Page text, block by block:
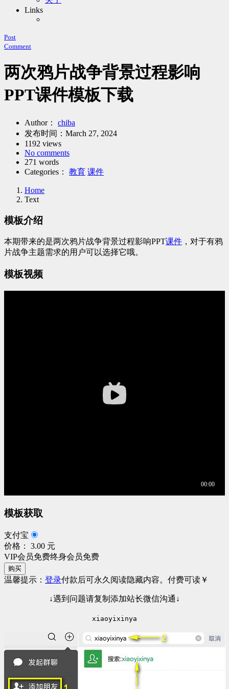
Links
Post
Comment
两次鸦片战争背景过程影响
PPT课件模板下载
Author：
chiba
发布时间： March 27, 2024
1192 views
No comments
271 words
Categories：
教育 课件
Home
Text
模板介绍
本期带来的是两次鸦片战争背景过程影响PPT课件 ，对于有鸦
片战争主题需求的用户可以选择它哦。
模板视频
模板获取
支付宝
价格： 3.00 元
VIP会员免费终身会员免费
购买
温馨提示： 登录付款后可永久阅读隐藏内容。 付费可读 ￥
↓遇到问题请复制添加站长微信沟通↓
xiaoyixinya